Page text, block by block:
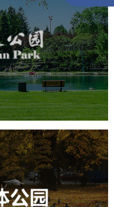
智慧公园
智能步道
智能语音亭
公园